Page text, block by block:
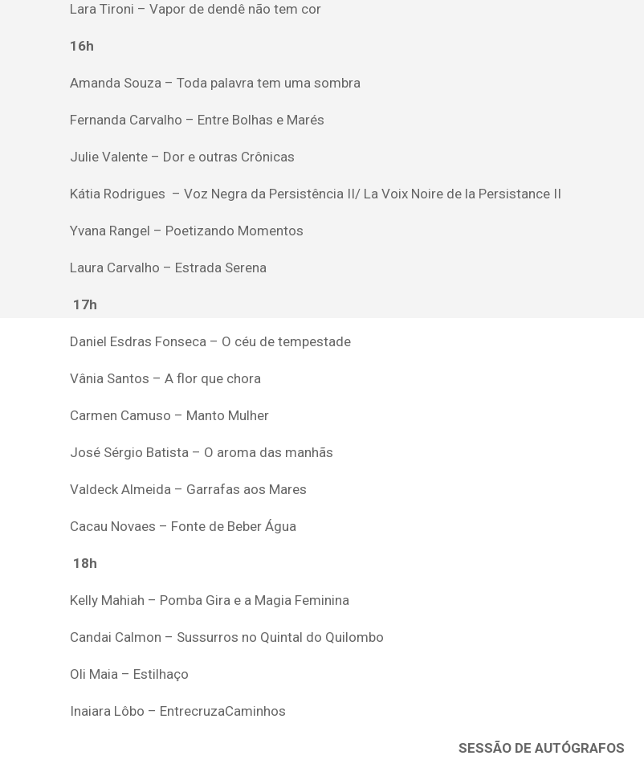
Lara Tironi – Vapor de dendê não tem cor
16h
Amanda Souza – Toda palavra tem uma sombra
Fernanda Carvalho – Entre Bolhas e Marés
Julie Valente – Dor e outras Crônicas
Kátia Rodrigues – Voz Negra da Persistência II/ La Voix Noire de la Persistance II
Yvana Rangel – Poetizando Momentos
Laura Carvalho – Estrada Serena
17h
Daniel Esdras Fonseca – O céu de tempestade
Vânia Santos – A flor que chora
Carmen Camuso – Manto Mulher
José Sérgio Batista – O aroma das manhãs
Valdeck Almeida – Garrafas aos Mares
Cacau Novaes – Fonte de Beber Água
18h
Kelly Mahiah – Pomba Gira e a Magia Feminina
Candai Calmon – Sussurros no Quintal do Quilombo
Oli Maia – Estilhaço
Inaiara Lôbo – EntrecruzaCaminhos
SESSÃO DE AUTÓGRAFOS